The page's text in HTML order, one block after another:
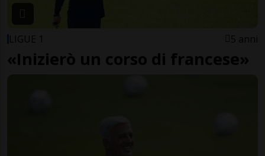
LIGUE 1 5 anni
«Inizierò un corso di francese»